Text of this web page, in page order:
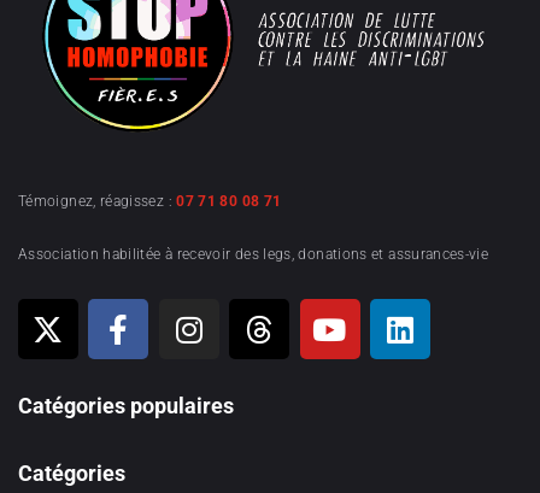
Témoignez, réagissez :07 71 80 08 71
Association habilitée à recevoir des legs, donations et assurances-vie
Catégories populaires
Catégories